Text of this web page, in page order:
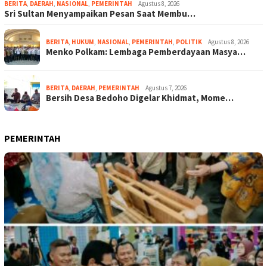
BERITA, DAERAH, NASIONAL, PEMERINTAH Agustus 8, 2026
Sri Sultan Menyampaikan Pesan Saat Membu…
BERITA, HUKUM, NASIONAL, PEMERINTAH, POLITIK Agustus 8, 2026
Menko Polkam: Lembaga Pemberdayaan Masya…
BERITA, DAERAH, PEMERINTAH Agustus 7, 2026
Bersih Desa Bedoho Digelar Khidmat, Mome…
PEMERINTAH